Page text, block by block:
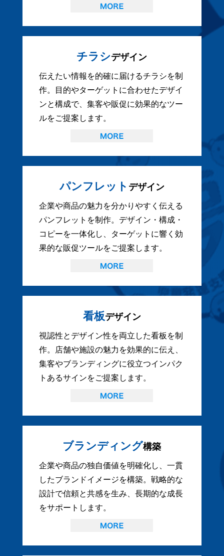
チラシデザイン
伝えたい情報を的確に届けるチラシを制
作。目的やターゲットに合わせたデザイ
ンと構成で、集客や販促に効果的なツー
ルをご提案します。
パンフレット デザイン
企業や商品の魅力を分かりやすく伝える
パンフレットを制作。デザイン・構成・
コピーを一体化し、ターゲットに響く効
果的な販促ツールをご提案します。
看板デザイン
視認性とデザイン性を両立した看板を制
作。店舗や施設の魅力を効果的に伝え、
集客やブランディングに役立つインパク
トあるサインをご提案します。
ブランディング構築
企業や商品の独自価値を明確化し、一貫
したブランドイメージを構築。戦略的な
設計で信頼と共感を生み、長期的な成長
をサポートします。